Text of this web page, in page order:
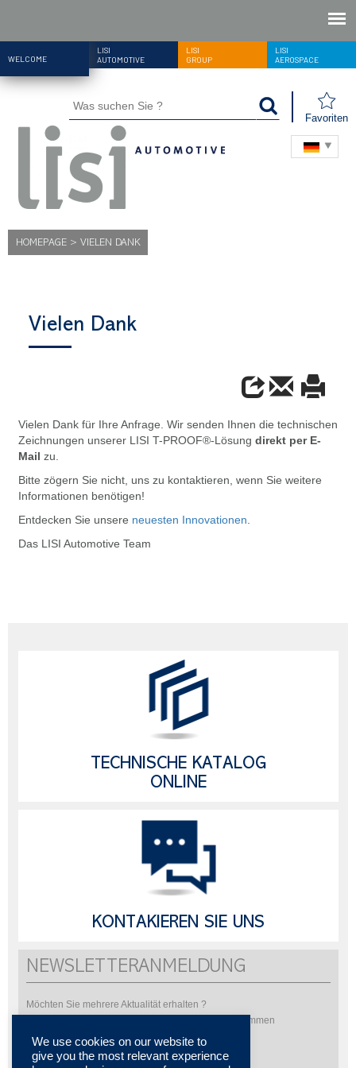
WELCOME
LISI
AUTOMOTIVE
LISI
GROUP
LISI
AEROSPACE
Favoriten
HOMEPAGE > VIELEN DANK
Vielen Dank
Vielen Dank für Ihre Anfrage. Wir senden Ihnen die technischen
Zeichnungen unserer LISI T-PROOF®-Lösung direkt per E-
Mail zu.
Bitte zögern Sie nicht, uns zu kontaktieren, wenn Sie weitere
Informationen benötigen!
Entdecken Sie unsere neuesten Innovationen
Das LISI Automotive Team
TECHNISCHE KATALOG
ONLINE
KONTAKIEREN SIE UNS
NEWSLETTERANMELDUNG
Möchten Sie mehrere Aktualität erhalten ?
Bitte abonnieren Sie um unsere Newsletter zu bekommen
We use cookies on our website to
give you the most relevant experience